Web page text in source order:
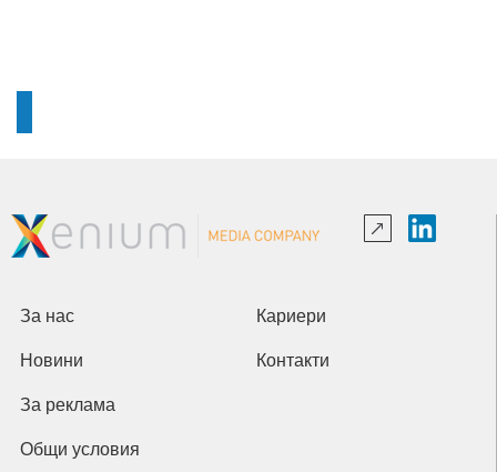
За нас Кариери
Новини Контакти
За реклама
Общи условия